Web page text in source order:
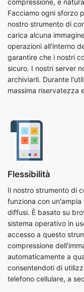
operazioni all'interno
garantire che i nostri
sicuro. I nostri server
archiviarli. Durante
massima riservatezza
Flessibilità
funziona con
diffusi. È basato su
accesso a questo
compressione
automaticamente a
consentendoti di
telefono cellulare, a